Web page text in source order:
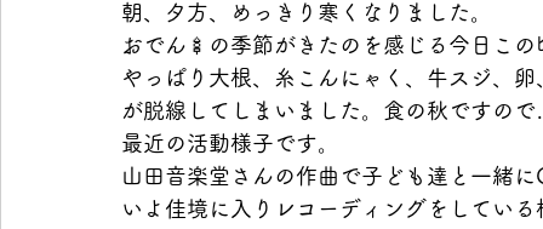
朝、夕方、めっきり寒くなりました。
おでん🍢の季節がきたのを感じる今日こ
やっぱり大根、糸こんにゃく、牛スジ、
が脱線してしまいました。食の秋ですの
最近の活動様子です。
山田音楽堂さんの作曲で子ども達と一緒
いよ佳境に入りレコーディングをしている